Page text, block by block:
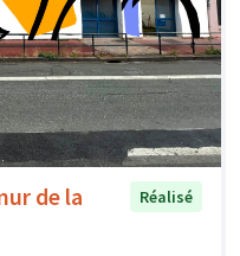
de la
Réalisé